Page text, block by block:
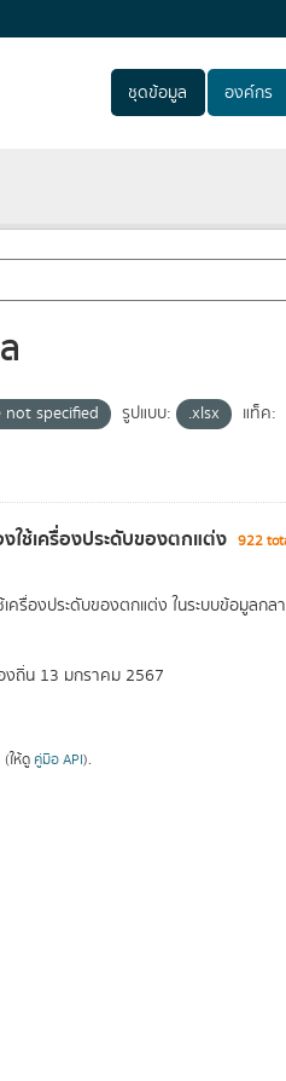
ชุดข้อมูล องค์กร
not specified รูปแบบ: .xlsx
แท็
ใช้เครื่องประดับของตกแต่ง 922
เครื่องประดับของตกแต่ง ในระบบข้อมูล
ท้องถิ่น 13 มกราคม 2567
(ให้ดู คู่มือ API).